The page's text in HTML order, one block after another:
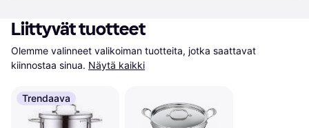
Liittyvät tuotteet
Olemme valinneet valikoiman tuotteita, jotka saattavat
kiinnostaa sinua. Näytä kaikki
Trendaava